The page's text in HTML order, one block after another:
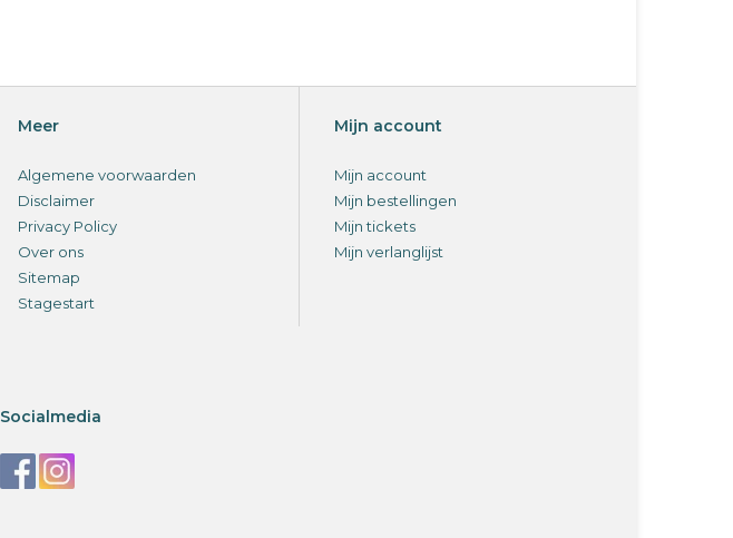
Meer
Algemene voorwaarden
Disclaimer
Privacy Policy
Over ons
Sitemap
Stagestart
Mijn account
Mijn account
Mijn bestellingen
Mijn tickets
Mijn verlanglijst
Socialmedia